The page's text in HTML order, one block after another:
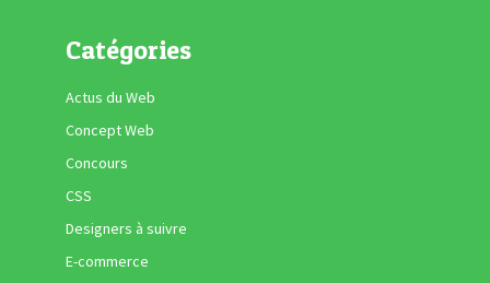
Catégories
Actus du Web
Concept Web
Concours
CSS
Designers à suivre
E-commerce